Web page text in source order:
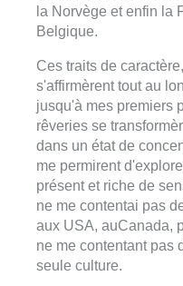
la Norvège et enfin la
Belgique.
Ces traits de
s'affirmèrent tout au
jusqu'à mes premiers
rêveries se
dans un état de
me permirent
présent et riche de
ne me contentai pas
aux USA, auCanada,
ne me contentant pas
seule culture.